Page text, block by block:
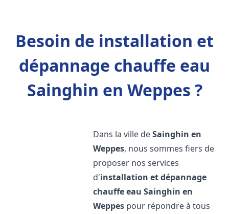
Besoin de installation et
dépannage chauffe eau
Sainghin en Weppes ?
Dans la ville deSainghin en
Weppes, nous sommes fiers de
proposer nos services
d'installation et dépannage
chauffe eau Sainghin en
Weppes pour répondre à tous